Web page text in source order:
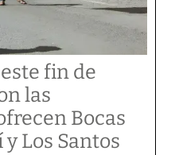
fin de
las
Bocas
Los Santos